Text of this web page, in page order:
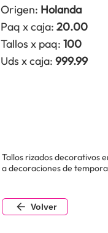
Origen: Holanda
Paq x caja: 20.00
Tallos x paq: 100
Uds x caja: 999.99
Tallos rizados decorativos
a decoraciones de
Volver